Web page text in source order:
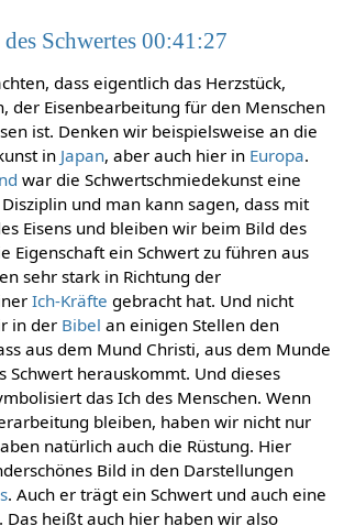
Schwertes 00:41:27
dass eigentlich das Herzstück,
der Eisenbearbeitung für den Menschen
ist. Denken wir beispielsweise an die
in Japan, aber auch hier in Europa.
war die Schwertschmiedekunst eine
und man kann sagen, dass mit
Eisens und bleiben wir beim Bild des
Eigenschaft ein Schwert zu führen aus
sehr stark in Richtung der
Ich-Kräfte gebracht hat. Und nicht
in der Bibel an einigen Stellen den
aus dem Mund Christi, aus dem Munde
Schwert herauskommt. Und dieses
das Ich des Menschen. Wenn
bleiben, haben wir nicht nur
natürlich auch die Rüstung. Hier
Bild in den Darstellungen
. Auch er trägt ein Schwert und auch eine
Das heißt auch hier haben wir also